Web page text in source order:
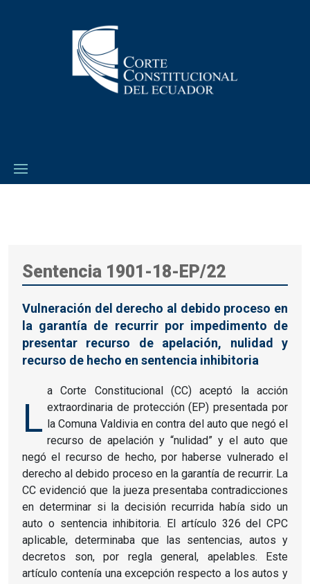
Sentencia 1901-18-EP/22
Vulneración del derecho al debido proceso en
la garantía de recurrir por impedimento de
presentar recurso de apelación, nulidad y
recurso de hecho en sentencia inhibitoria
L
a Corte Constitucional (CC) aceptó la acción
extraordinaria de protección (EP) presentada por
la Comuna Valdivia en contra del auto que negó el
recurso de apelación y “nulidad” y el auto que
negó el recurso de hecho, por haberse vulnerado el
derecho al debido proceso en la garantía de recurrir. La
CC evidenció que la jueza presentaba contradicciones
en determinar si la decisión recurrida había sido un
auto o sentencia inhibitoria. El artículo 326 del CPC
aplicable, determinaba que las sentencias, autos y
decretos son, por regla general, apelables. Este
artículo contenía una excepción respecto a los autos y